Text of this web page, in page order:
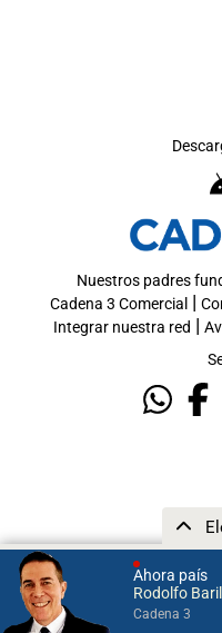
Ahora país
Rodolfo
Cadena 3
Nuestros padres
Cadena 3 Comercial |
Integrar nuestra red |